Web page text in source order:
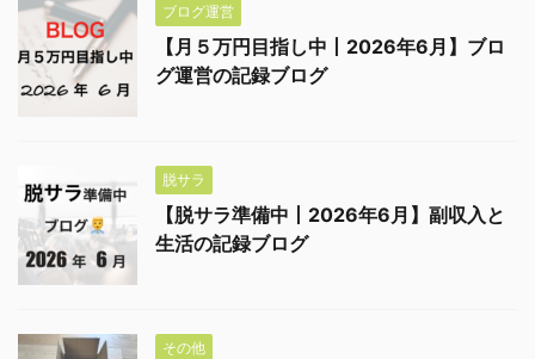
ブログ運営
【月５万円目指し中丨2026年6月】ブロ
グ運営の記録ブログ
脱サラ
【脱サラ準備中丨2026年6月】副収入と
生活の記録ブログ
その他